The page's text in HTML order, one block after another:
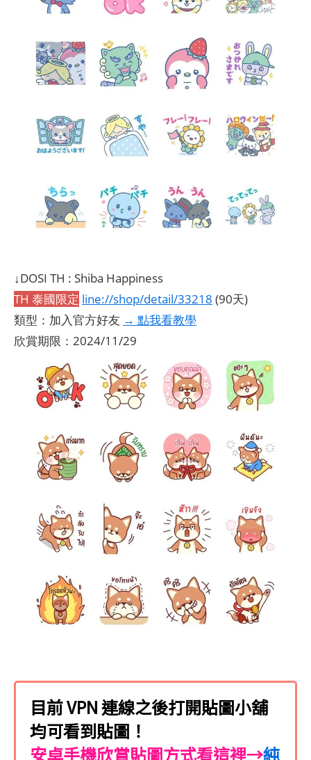
↓DOSI TH : Shiba Happiness
TH 泰國限定 line://shop/detail/33218 (90天)
類型：加入官方好友 → 點我看教學
欣賞期限：2024/11/29
目前 VPN 連線之後打開貼圖小舖
均可看到貼圖！
安卓手機欣賞貼圖方式看這裡→純